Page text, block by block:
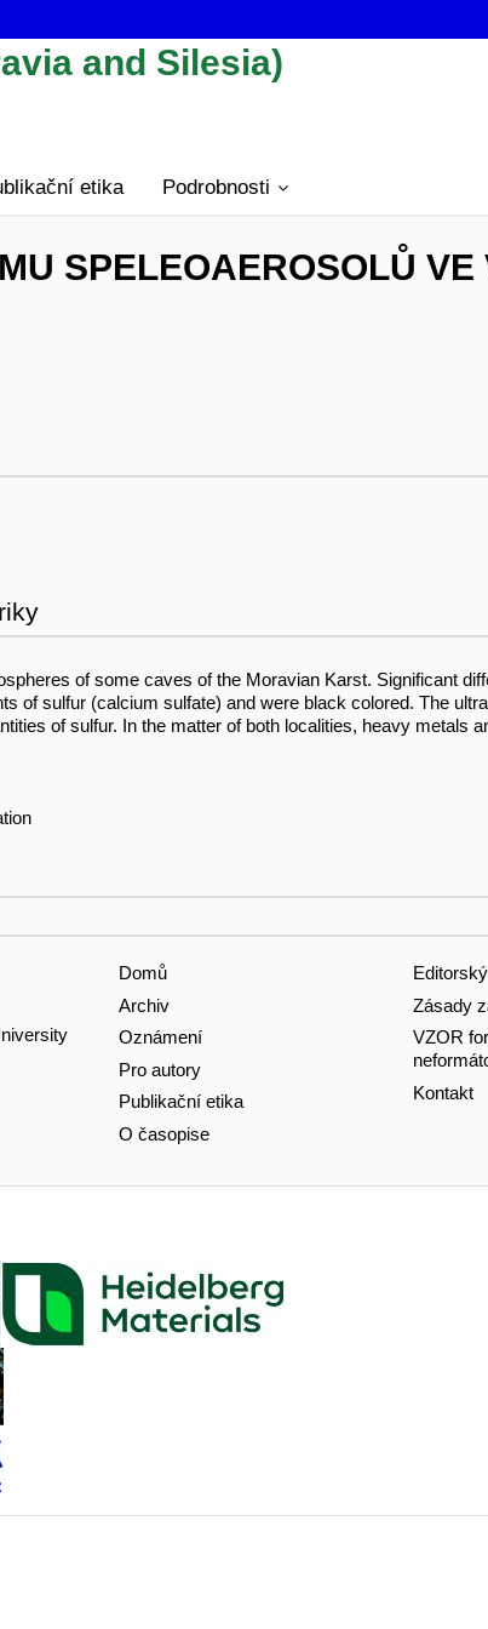
and Silesia)
etika Podrobnosti
SPELEOAEROSOLŮ
of some caves of the Moravian Karst. Significant
of sulfur (calcium sulfate) and were black colored. The
of sulfur. In the matter of both localities, heavy metals
Domů
Archiv
Oznámení
Pro autory
Publikační etika
O časopise
Zásady
VZOR
Kontakt